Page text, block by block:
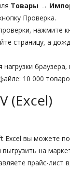
Товары →
Проверка.
нажмите
страницу, а
браузера,
10 000
(Excel)
Excel вы можете
на
прайс-лист